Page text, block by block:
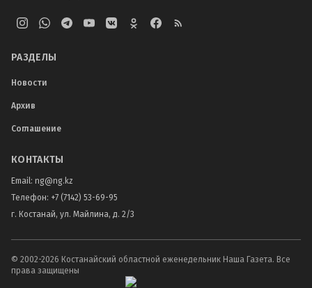
РАЗДЕЛЫ
Новости
Архив
Соглашение
КОНТАКТЫ
Email: ng@ng.kz
Телефон: +7 (7142) 53-69-95
г. Костанай, ул. Майлина, д. 2/3
© 2002-2026 Костанайский областной еженедельник Наша Газета. Все
права защищены